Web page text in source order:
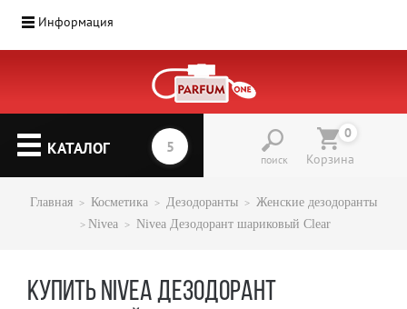
Информация
КАТАЛОГ
поиск
0
Корзина
Главная Косметика Дезодоранты
Женские дезодоранты
Nivea
Nivea Дезодорант шариковый Clear
КУПИТЬ NIVEA ДЕЗОДОРАНТ